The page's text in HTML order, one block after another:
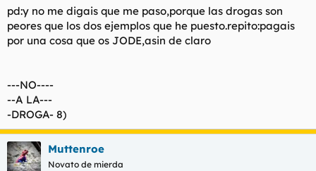
pd:y no me digais que me paso,porque las drogas son
peores que los dos ejemplos que he puesto.repito:pagais
por una cosa que os JODE,asin de claro
---NO----
--A LA---
-DROGA- 8)
Muttenroe
Novato de mierda